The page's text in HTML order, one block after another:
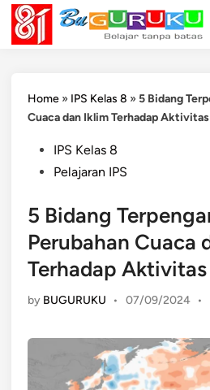
Skip
content
Home » IPS Kelas 8 »5 Bidang
Cuaca dan Iklim Terhadap
PostedIPS Kelas 8
Pelajaran IPS
5 Bidang
Perubahan Cuaca
Terhadap
by BUGURUKU • 07/09/2024 •